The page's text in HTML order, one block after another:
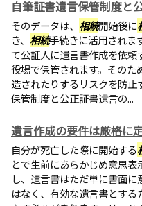
自筆証書遺言保管制度と
そのデータは、 相続開始後に
き、 相続手続きに活用されま
て公証人に遺言書作成を依
役場で保管されます。そのた
造されたりするリスクを防
保管制度と公正証書遺言の...
遺言作成の要件は厳格に
自分が死亡した際に開始する
とで生前にあらかじめ意思
し、遺言書はただ単に書面
はなく、有効な遺言書とす